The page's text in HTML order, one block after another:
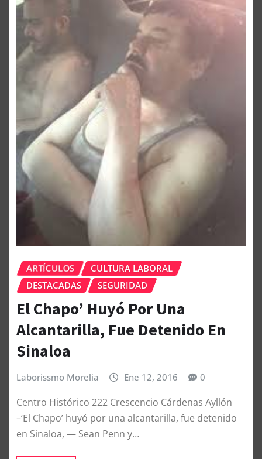
ARTÍCULOS
CULTURA LABORAL
DESTACADAS
SEGURIDAD
El Chapo’ Huyó Por Una
Alcantarilla, Fue Detenido En
Sinaloa
Laborissmo Morelia Ene 12, 2016 0
Centro Histórico 222 Crescencio Cárdenas Ayllón
–‘El Chapo’ huyó por una alcantarilla, fue detenido
en Sinaloa, — Sean Penn y…